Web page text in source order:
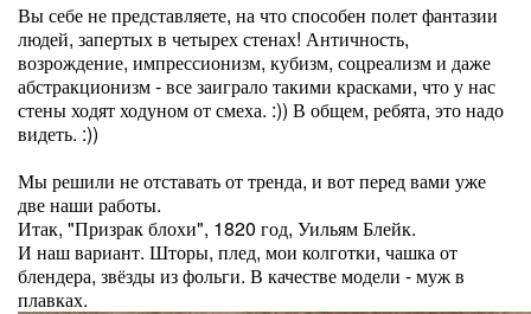
Вы себе не представляете, на что способен полет фантазии
людей, запертых в четырех стенах! Античность,
возрождение, импрессионизм, кубизм, соцреализм и даже
абстракционизм - все заиграло такими красками, что у нас
стены ходят ходуном от смеха. :)) В общем, ребята, это надо
видеть. :))
Мы решили не отставать от тренда, и вот перед вами уже
две наши работы.
Итак, "Призрак блохи", 1820 год, Уильям Блейк.
И наш вариант. Шторы, плед, мои колготки, чашка от
блендера, звёзды из фольги. В качестве модели - муж в
плавках.